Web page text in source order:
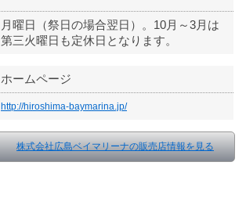
月曜日（祭日の場合翌日）。10月～3月は
第三火曜日も定休日となります。
ホームページ
http://hiroshima-baymarina.jp/
株式会社広島ベイマリーナの販売店情報を見る